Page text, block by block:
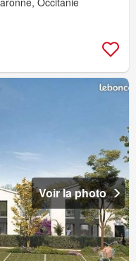
Voir la photo